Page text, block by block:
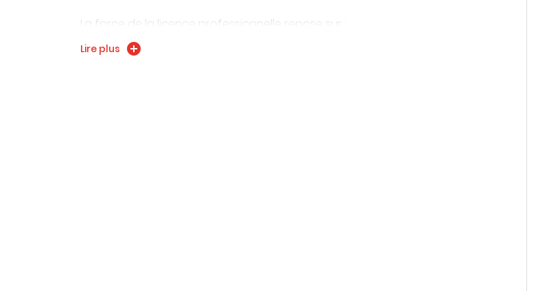
La force de la licence professionnelle repose sur :
la mobilisation d'enseignants-chercheurs de l'Université de Franche-
Lire plus